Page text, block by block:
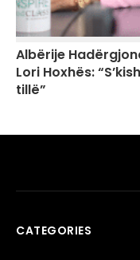
Albërije
Lori Hoxhës:
tillë”
CATEGORIES